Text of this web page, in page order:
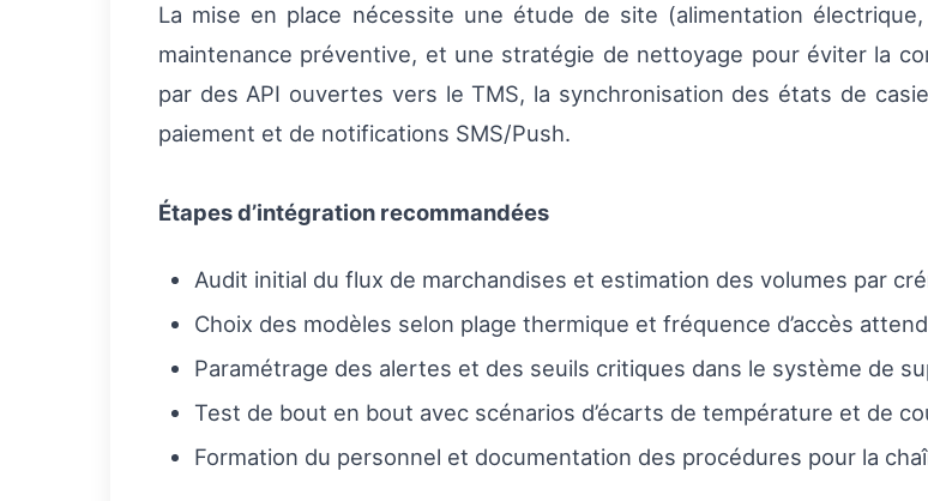
La mise en place nécessite une étude de site (alimentation
maintenance préventive, et une stratégie de nettoyage pour éviter la
par des API ouvertes vers le TMS, la synchronisation des états de
paiement et de notifications SMS/Push.
Étapes d’intégration recommandées
Audit initial du flux de marchandises et estimation des volumes par
Choix des modèles selon plage thermique et fréquence d’accès
Paramétrage des alertes et des seuils critiques dans le système de
Test de bout en bout avec scénarios d’écarts de température et de
Formation du personnel et documentation des procédures pour la